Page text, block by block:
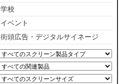
学校
イベント
街頭広告・デジタルサイネージ